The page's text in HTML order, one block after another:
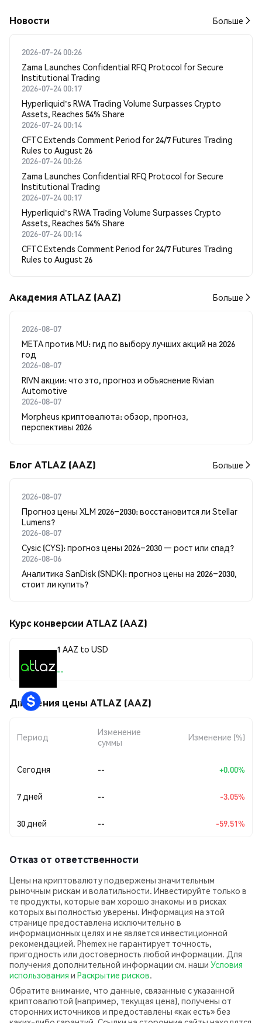
Новости Больше
2026-07-24 00:26
Zama Launches Confidential RFQ Protocol for Secure
Institutional Trading
2026-07-24 00:17
Hyperliquid's RWA Trading Volume Surpasses Crypto
Assets, Reaches 54% Share
2026-07-24 00:14
CFTC Extends Comment Period for 24/7 Futures Trading
Rules to August 26
2026-07-24 00:26
Zama Launches Confidential RFQ Protocol for Secure
Institutional Trading
2026-07-24 00:17
Hyperliquid's RWA Trading Volume Surpasses Crypto
Assets, Reaches 54% Share
2026-07-24 00:14
CFTC Extends Comment Period for 24/7 Futures Trading
Rules to August 26
Академия ATLAZ (AAZ) Больше
2026-08-07
META против MU: гид по выбору лучших акций на 2026
год
2026-08-07
RIVN акции: что это, прогноз и объяснение Rivian
Automotive
2026-08-07
Morpheus криптовалюта: обзор, прогноз,
перспективы 2026
Блог ATLAZ (AAZ) Больше
2026-08-07
Прогноз цены XLM 2026–2030: восстановится ли Stellar
Lumens?
2026-08-07
Cysic (CYS): прогноз цены 2026–2030 — рост или спад?
2026-08-06
Аналитика SanDisk (SNDK): прогноз цены на 2026–2030,
стоит ли купить?
Курс конверсии ATLAZ (AAZ)
1 AAZ to USD
--
Движения цены ATLAZ (AAZ)
Период
Изменение
суммы
Изменение (%)
Сегодня -- +0.00%
7 дней -- -3.05%
30 дней -- -59.51%
Отказ от ответственности
Цены на криптовалюту подвержены значительным
рыночным рискам и волатильности. Инвестируйте только в
те продукты, которые вам хорошо знакомы и в рисках
которых вы полностью уверены. Информация на этой
странице предоставлена исключительно в
информационных целях и не является инвестиционной
рекомендацией. Phemex не гарантирует точность,
пригодность или достоверность любой информации. Для
получения дополнительной информации см. наши Условия
использования и Раскрытие рисков.
Обратите внимание, что данные, связанные с указанной
криптовалютой (например, текущая цена), получены от
сторонних источников и предоставлены «как есть» без